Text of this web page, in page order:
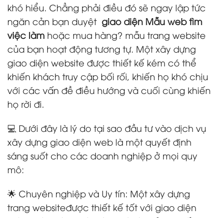
khó hiểu. Chẳng phải điều đó sẽ ngay lập tức
ngăn cản bạn duyệt giao diện Mẫu web tìm
việc làm hoặc mua hàng? mẫu trang website
của bạn hoạt động tương tự. Một xây dựng
giao diện website được thiết kế kém có thể
khiến khách truy cập bối rối, khiến họ khó chịu
với các vấn đề điều hướng và cuối cùng khiến
họ rời đi.
💻 Dưới đây là lý do tại sao đầu tư vào dịch vụ
xây dựng giao diện web là một quyết định
sáng suốt cho các doanh nghiệp ở mọi quy
mô:
🌟 Chuyên nghiệp và Uy tín: Một xây dựng
trang websiteđược thiết kế tốt với giao diện